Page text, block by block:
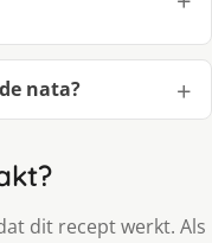
nata?
dit recept werkt. Als